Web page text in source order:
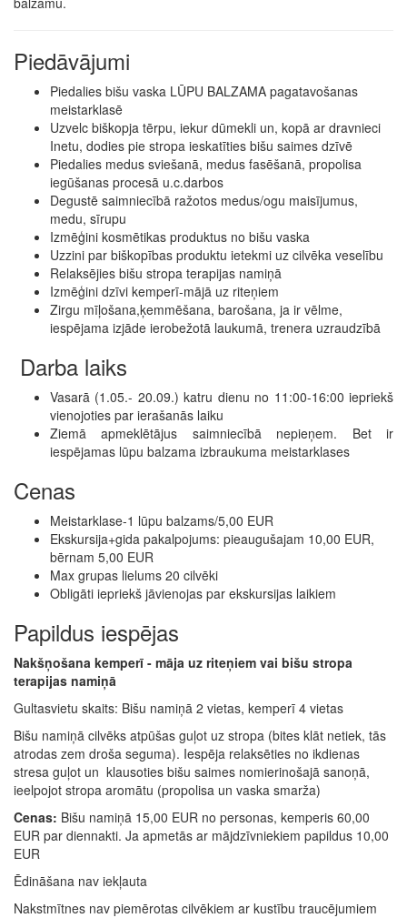
Piedāvājumi
Piedalies bišu vaska LŪPU BALZAMA pagatavošanas
meistarklasē
Uzvelc biškopja tērpu, iekur dūmekli un, kopā ar dravnieci
Inetu, dodies pie stropa ieskatīties bišu saimes dzīvē
Piedalies medus sviešanā, medus fasēšanā, propolisa
iegūšanas procesā u.c.darbos
Degustē saimniecībā ražotos medus/ogu maisījumus,
medu, sīrupu
Izmēģini kosmētikas produktus no bišu vaska
Uzzini par biškopības produktu ietekmi uz cilvēka veselību
Relaksējies bišu stropa terapijas namiņā
Izmēģini dzīvi kemperī-mājā uz riteņiem
Zirgu mīļošana,ķemmēšana, barošana, ja ir vēlme,
iespējama izjāde ierobežotā laukumā, trenera uzraudzībā
Darba laiks
Vasarā (1.05.- 20.09.) katru dienu no 11:00-16:00 iepriekš
vienojoties par ierašanās laiku
Ziemā apmeklētājus saimniecībā nepieņem. Bet ir
iespējamas lūpu balzama izbraukuma meistarklases
Cenas
Meistarklase-1 lūpu balzams/5,00 EUR
Ekskursija+gida pakalpojums: pieaugušajam 10,00 EUR,
bērnam 5,00 EUR
Max grupas lielums 20 cilvēki
Obligāti iepriekš jāvienojas par ekskursijas laikiem
Papildus iespējas
Nakšņošana kemperī - māja uz riteņiem vai bišu stropa
terapijas namiņā
Gultasvietu skaits: Bišu namiņā 2 vietas, kemperī 4 vietas
Bišu namiņā cilvēks atpūšas guļot uz stropa (bites klāt netiek, tās
atrodas zem droša seguma). Iespēja relaksēties no ikdienas
stresa guļot un klausoties bišu saimes nomierinošajā sanoņā,
ieelpojot stropa aromātu (propolisa un vaska smarža)
Cenas: Bišu namiņā 15,00 EUR no personas, kemperis 60,00
EUR par diennakti. Ja apmetās ar mājdzīvniekiem papildus 10,00
EUR
Ēdināšana nav iekļauta
Nakstmītnes nav piemērotas cilvēkiem ar kustību traucējumiem